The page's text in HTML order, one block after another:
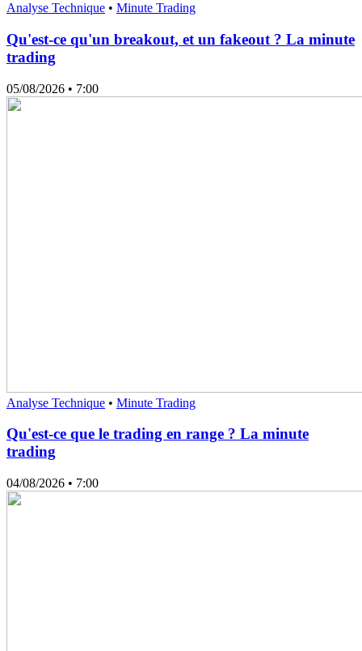
Analyse Technique • Minute Trading
Qu'est-ce qu'un breakout, et un fakeout ? La minute
trading
05/08/2026 • 7:00
Analyse Technique • Minute Trading
Qu'est-ce que le trading en range ? La minute
trading
04/08/2026 • 7:00